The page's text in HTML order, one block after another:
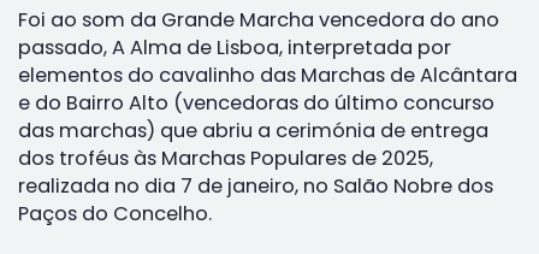
Foi ao som da Grande Marcha vencedora do ano
passado, A Alma de Lisboa, interpretada por
elementos do cavalinho das Marchas de Alcântara
e do Bairro Alto (vencedoras do último concurso
das marchas) que abriu a cerimónia de entrega
dos troféus às Marchas Populares de 2025,
realizada no dia 7 de janeiro, no Salão Nobre dos
Paços do Concelho.